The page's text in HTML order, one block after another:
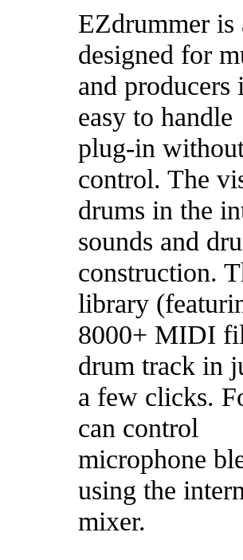
EZdrummer
designed for
and producers
easy to handle
plug-in
control. The
drums in the
sounds and
construction.
library
8000+ MIDI
drum track in
a few clicks.
can control
microphone
using the
mixer.